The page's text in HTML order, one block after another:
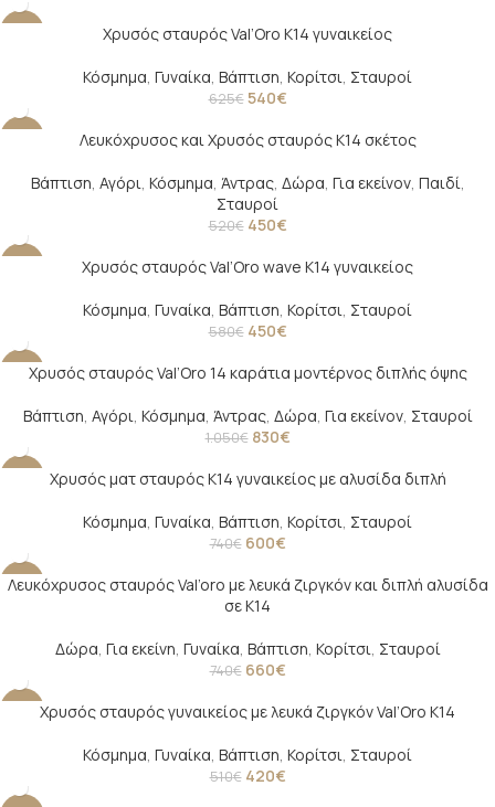
Χρυσός σταυρός Val’Oro Κ14 γυναικείος
Κόσμημα Γυναίκα Βάπτιση Κορίτσι Σταυροί
625€ 540€
Λευκόχρυσος και Χρυσός σταυρός Κ14 σκέτος
Βάπτιση Αγόρι Κόσμημα Άντρας, Δώρα Για εκείνον, Παιδί
Σταυροί
520€ 450€
Χρυσός σταυρός Val’Oro wave Κ14 γυναικείος
Κόσμημα Γυναίκα Βάπτιση Κορίτσι Σταυροί
580€ 450€
-21%Χρυσός σταυρός Val’Oro 14 καράτια μοντέρνος διπλής όψης
Βάπτιση Αγόρι Κόσμημα Άντρας, Δώρα Για εκείνον, Σταυροί
1.050€ 830€
Χρυσός ματ σταυρός Κ14 γυναικείος με αλυσίδα διπλή
Κόσμημα Γυναίκα Βάπτιση Κορίτσι Σταυροί
740€ 600€
-11%
Λευκόχρυσος σταυρός Val’oro με λευκά ζιργκόν και διπλή αλυσίδα
σε Κ14
Δώρα Για εκείνη Γυναίκα Βάπτιση Κορίτσι Σταυροί
740€ 660€
Χρυσός σταυρός γυναικείος με λευκά ζιργκόν Val’Oro Κ14
Κόσμημα Γυναίκα Βάπτιση Κορίτσι Σταυροί
510€ 420€